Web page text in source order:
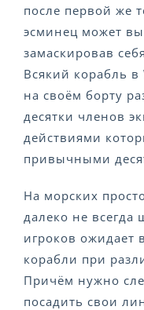
после первой же
эсминец может
замаскировав
Всякий корабль
на своём борту
десятки членов
действиями
привычными
На морских
далеко не всегда
игроков ожидает
корабли при
Причём нужно
посадить свои